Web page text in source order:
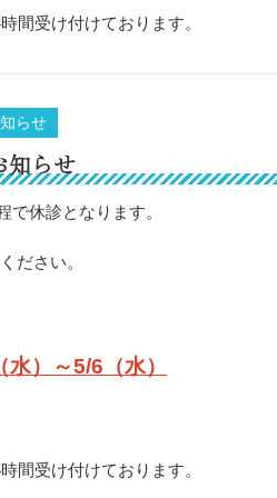
間受け付けております。
らせ
知らせ
で休診となります。
ださい。
）～5/6（水）
間受け付けております。